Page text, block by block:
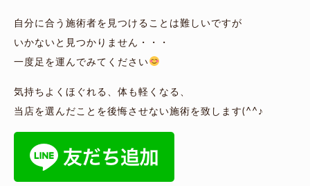
自分に合う施術者を見つけることは難しいですが
いかないと見つかりません・・・
一度足を運んでみてください
気持ちよくほぐれる、体も軽くなる、
当店を選んだことを後悔させない施術を致します(^^♪